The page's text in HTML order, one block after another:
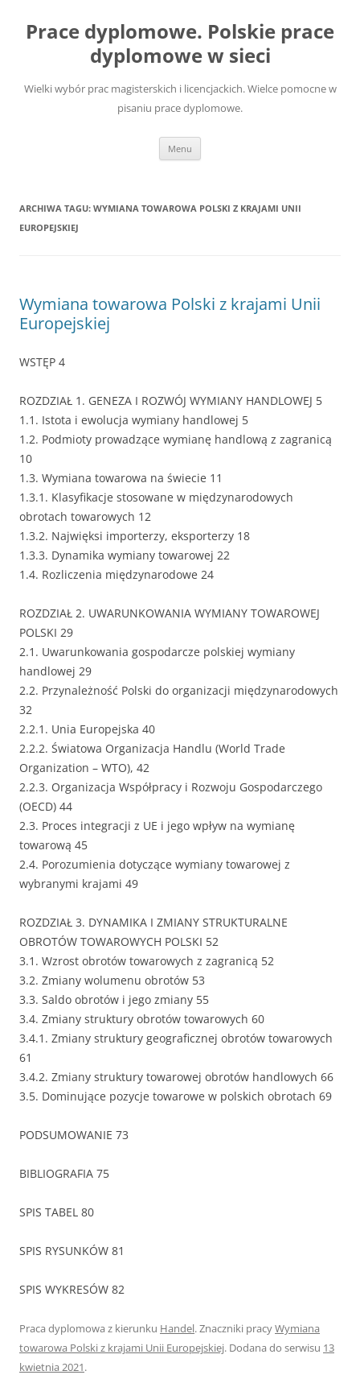
treści
Prace dyplomowe. Polskie prace
dyplomowe w sieci
Wielki wybór prac magisterskich i licencjackich. Wielce pomocne w
pisaniu prace dyplomowe.
Menu
ARCHIWA TAGU: WYMIANA TOWAROWA POLSKI Z KRAJAMI UNII
EUROPEJSKIEJ
Wymiana towarowa Polski z krajami Unii
Europejskiej
WSTĘP 4
ROZDZIAŁ 1. GENEZA I ROZWÓJ WYMIANY HANDLOWEJ 5
1.1. Istota i ewolucja wymiany handlowej 5
1.2. Podmioty prowadzące wymianę handlową z zagranicą
10
1.3. Wymiana towarowa na świecie 11
1.3.1. Klasyfikacje stosowane w międzynarodowych
obrotach towarowych 12
1.3.2. Najwięksi importerzy, eksporterzy 18
1.3.3. Dynamika wymiany towarowej 22
1.4. Rozliczenia międzynarodowe 24
ROZDZIAŁ 2. UWARUNKOWANIA WYMIANY TOWAROWEJ
POLSKI 29
2.1. Uwarunkowania gospodarcze polskiej wymiany
handlowej 29
2.2. Przynależność Polski do organizacji międzynarodowych
32
2.2.1. Unia Europejska 40
2.2.2. Światowa Organizacja Handlu (World Trade
Organization – WTO), 42
2.2.3. Organizacja Współpracy i Rozwoju Gospodarczego
(OECD) 44
2.3. Proces integracji z UE i jego wpływ na wymianę
towarową 45
2.4. Porozumienia dotyczące wymiany towarowej z
wybranymi krajami 49
ROZDZIAŁ 3. DYNAMIKA I ZMIANY STRUKTURALNE
OBROTÓW TOWAROWYCH POLSKI 52
3.1. Wzrost obrotów towarowych z zagranicą 52
3.2. Zmiany wolumenu obrotów 53
3.3. Saldo obrotów i jego zmiany 55
3.4. Zmiany struktury obrotów towarowych 60
3.4.1. Zmiany struktury geograficznej obrotów towarowych
61
3.4.2. Zmiany struktury towarowej obrotów handlowych 66
3.5. Dominujące pozycje towarowe w polskich obrotach 69
PODSUMOWANIE 73
BIBLIOGRAFIA 75
SPIS TABEL 80
SPIS RYSUNKÓW 81
SPIS WYKRESÓW 82
Praca dyplomowa z kierunku Handel. Znaczniki pracyWymiana
towarowa Polski z krajami Unii Europejskiej. Dodana do serwisu 13
kwietnia 2021.